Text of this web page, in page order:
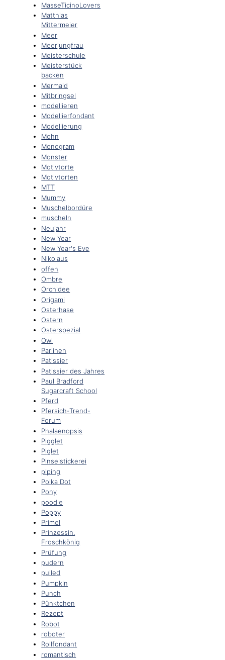
MasseTicinoLovers
Matthias
Mittermeier
Meer
Meerjungfrau
Meisterschule
Meisterstück
backen
Mermaid
Mitbringsel
modellieren
Modellierfondant
Modellierung
Mohn
Monogram
Monster
Motivtorte
Motivtorten
MTT
Mummy
Muschelbordüre
muscheln
Neujahr
New Year
New Year's Eve
Nikolaus
offen
Ombre
Orchidee
Origami
Osterhase
Ostern
Osterspezial
Owl
Parlinen
Patissier
Patissier des Jahres
Paul Bradford
Sugarcraft School
Pferd
Pfersich-Trend-
Forum
Phalaenopsis
Pigglet
Piglet
Pinselstickerei
piping
Polka Dot
Pony
poodle
Poppy
Primel
Prinzessin.
Froschkönig
Prüfung
pudern
pulled
Pumpkin
Punch
Pünktchen
Rezept
Robot
roboter
Rollfondant
romantisch